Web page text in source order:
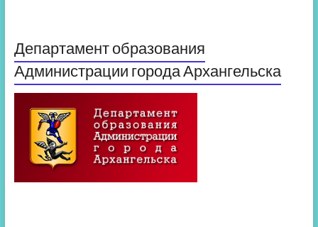
Департамент образования
Администрации города Архангельска